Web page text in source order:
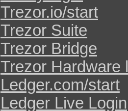
Trezor.io/start
Trezor Suite
Trezor Bridge
Trezor Hardware
Ledger.com/start
Ledger Live Login